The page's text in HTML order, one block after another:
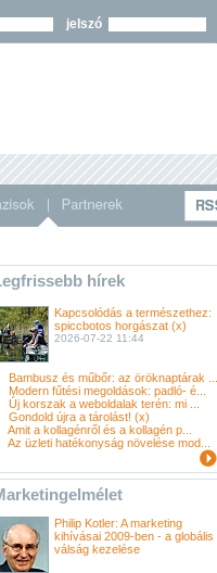
jelszó
hírek
Kapcsolódás a természethez:
spiccbotos horgászat (x)
2026-07-22 11:44
Bambusz és műbőr: az öröknaptárak ...
Modern fűtési megoldások: padló- é...
Új korszak a weboldalak terén: mi ...
Gondold újra a tárolást! (x)
Amit a kollagénről és a kollagén p...
Az üzleti hatékonyság növelése mod...
Philip Kotler: A marketing
kihívásai 2009-ben - a globális
válság kezelése